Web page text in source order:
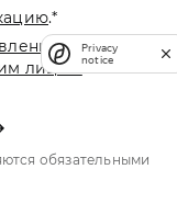
.*
лицам.*
обязательными
Privacy
notice